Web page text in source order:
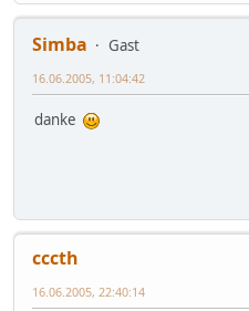
Simba
Gast
16.06.2005, 11:04:42
danke
cccth
16.06.2005, 22:40:14